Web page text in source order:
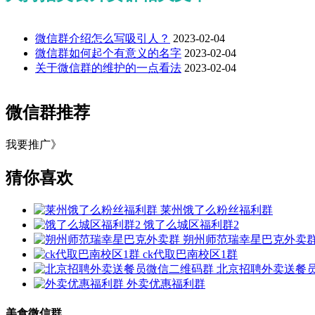
微信群介绍怎么写吸引人？ 2023-02-04
微信群如何起个有意义的名字 2023-02-04
关于微信群的维护的一点看法 2023-02-04
微信群推荐
我要推广》
猜你喜欢
莱州饿了么粉丝福利群
饿了么城区福利群2
朔州师范瑞幸星巴克外卖
ck代取巴南校区1群
北京招聘外卖送餐
外卖优惠福利群